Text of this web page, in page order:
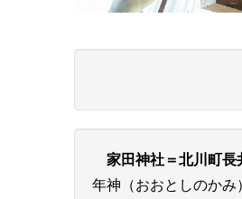
家田神社＝北川町長
年神（おおとしのかみ